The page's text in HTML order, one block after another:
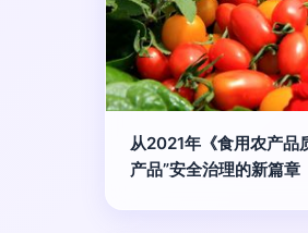
从2021年《食用农产品
产品”安全治理的新篇章